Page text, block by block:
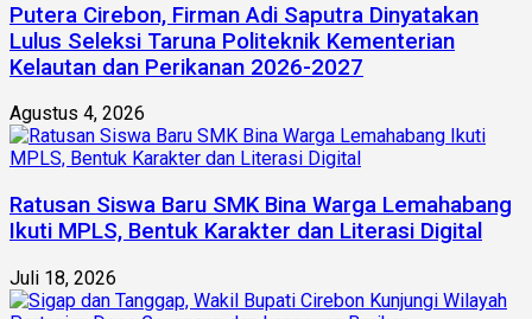
Putera Cirebon, Firman Adi Saputra Dinyatakan
Lulus Seleksi Taruna Politeknik Kementerian
Kelautan dan Perikanan 2026-2027
Agustus 4, 2026
Ratusan Siswa Baru SMK Bina Warga Lemahabang
Ikuti MPLS, Bentuk Karakter dan Literasi Digital
Juli 18, 2026